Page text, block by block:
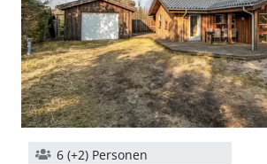
6 (+2) Personen